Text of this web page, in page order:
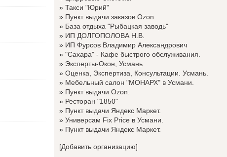
» Такси "Юрий"
» Пункт выдачи заказов Ozon
» База отдыха "Рыбацкая заводь"
» ИП ДОЛГОПОЛОВА Н.В.
» ИП Фурсов Владимир Александрович
» "Сахара" - Кафе быстрого обслуживания.
» Эксперты-Окон, Усмань
» Оценка, Экспертиза, Консультации. Усмань.
» Мебельный салон "МОНАРХ" в Усмани.
» Пункт выдачи Ozon.
» Ресторан "1850"
» Пункт выдачи Яндекс Маркет.
» Универсам Fix Price в Усмани.
» Пункт выдачи Яндекс Маркет.
[Добавить организацию]